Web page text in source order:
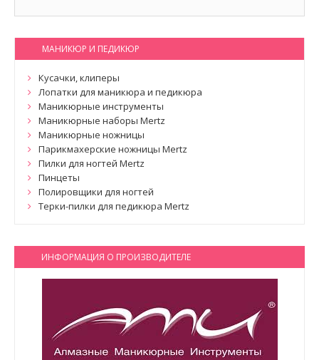
МАНИКЮР И ПЕДИКЮР
Кусачки, клиперы
Лопатки для маникюра и педикюра
Маникюрные инструменты
Маникюрные наборы Mertz
Маникюрные ножницы
Парикмахерские ножницы Mertz
Пилки для ногтей Mertz
Пинцеты
Полировщики для ногтей
Терки-пилки для педикюра Mertz
ИНФОРМАЦИЯ О ПРОИЗВОДИТЕЛЕ